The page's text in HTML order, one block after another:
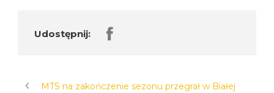
Udostępnij:
MTS na zakończenie sezonu przegrał w Białej